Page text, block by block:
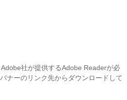
社が提供するAdobe Readerが必
ナーのリンク先からダウンロードして